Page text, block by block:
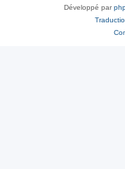
Développé par